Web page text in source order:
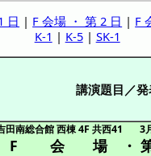
日 | F 会場 ・ 第 2 日 | F
K-1 | K-5| SK-1
講演題目／
F 会場
田南総合館 西棟 4F 共西41
・
3